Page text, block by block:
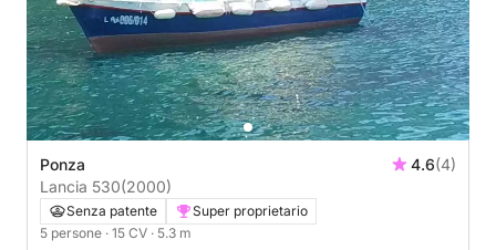
Ponza 4.6(4)
Lancia 530(2000)
Senza patente
Super proprietario
5 persone · 15 CV · 5.3 m